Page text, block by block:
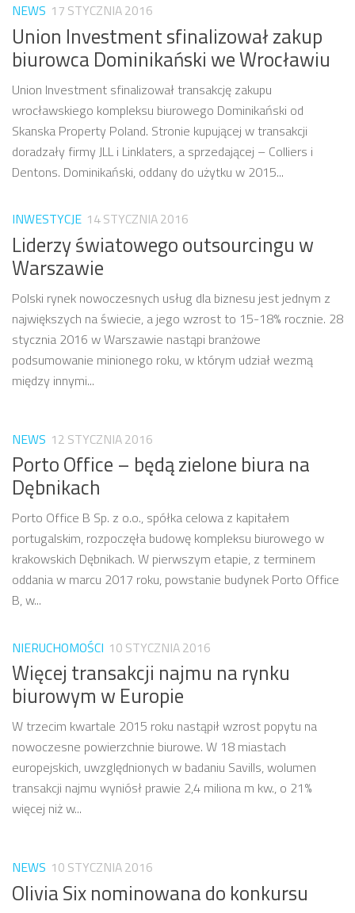
NEWS 17 STYCZNIA 2016
Union Investment sfinalizował zakup
biurowca Dominikański we Wrocławiu
Union Investment sfinalizował transakcję zakupu
wrocławskiego kompleksu biurowego Dominikański od
Skanska Property Poland. Stronie kupującej w transakcji
doradzały firmy JLL i Linklaters, a sprzedającej – Colliers i
Dentons. Dominikański, oddany do użytku w 2015...
INWESTYCJE 14 STYCZNIA 2016
Liderzy światowego outsourcingu w
Warszawie
Polski rynek nowoczesnych usług dla biznesu jest jednym z
największych na świecie, a jego wzrost to 15-18% rocznie. 28
stycznia 2016 w Warszawie nastąpi branżowe
podsumowanie minionego roku, w którym udział wezmą
między innymi...
NEWS 12 STYCZNIA 2016
Porto Office – będą zielone biura na
Dębnikach
Porto Office B Sp. z o.o., spółka celowa z kapitałem
portugalskim, rozpoczęła budowę kompleksu biurowego w
krakowskich Dębnikach. W pierwszym etapie, z terminem
oddania w marcu 2017 roku, powstanie budynek Porto Office
B, w...
NIERUCHOMOŚCI 10 STYCZNIA 2016
Więcej transakcji najmu na rynku
biurowym w Europie
W trzecim kwartale 2015 roku nastąpił wzrost popytu na
nowoczesne powierzchnie biurowe. W 18 miastach
europejskich, uwzględnionych w badaniu Savills, wolumen
transakcji najmu wyniósł prawie 2,4 miliona m kw., o 21%
więcej niż w...
NEWS 10 STYCZNIA 2016
Olivia Six nominowana do konkursu